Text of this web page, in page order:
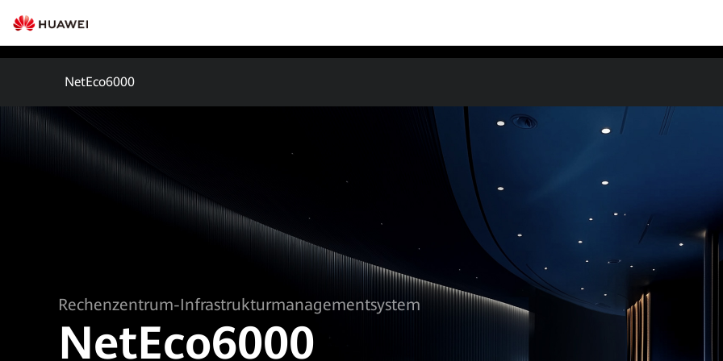
NetEco6000
Rechenzentrum-Infrastrukturmanagementsystem
NetEco6000